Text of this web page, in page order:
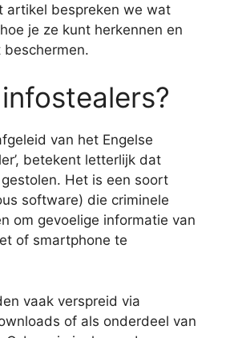
artikel bespreken we wat
je ze kunt herkennen en
van het Engelse
betekent letterlijk dat
Het is een soort
software) die criminele
om gevoelige informatie van
of smartphone te
vaak verspreid via
of als onderdeel van